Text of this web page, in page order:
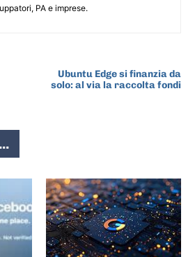
PA e imprese.
Ubuntu Edge si finanzia da
solo: al via la raccolta fondi